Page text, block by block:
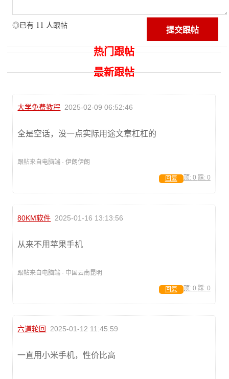
◎已有 11 人跟帖
热门跟帖
最新跟帖
大学免费教程 2025-02-09 06:52:46
全是空话，没一点实际用途文章杠杠的
跟帖来自电脑端 · 伊朗伊朗
顶: 0 踩: 0
回复
80KM软件 2025-01-16 13:13:56
从来不用苹果手机
跟帖来自电脑端 · 中国云南昆明
顶: 0 踩: 0
回复
六道轮回 2025-01-12 11:45:59
一直用小米手机，性价比高